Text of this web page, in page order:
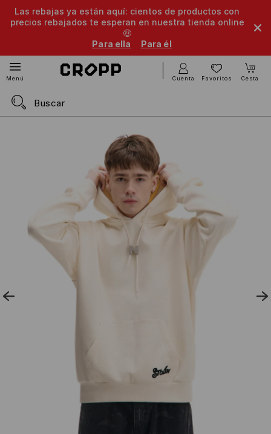
Las rebajas ya están aquí: cientos de productos con
precios rebajados te esperan en nuestra tienda online
🤑
Para ella
Para él
Menú Cuenta Favoritos Cesta